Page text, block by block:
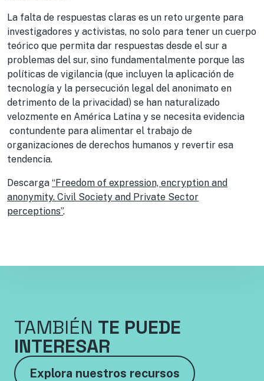
La falta de respuestas claras es un reto urgente para
investigadores y activistas, no solo para tener un cuerpo
teórico que permita dar respuestas desde el sur a
problemas del sur, sino fundamentalmente porque las
políticas de vigilancia (que incluyen la aplicación de
tecnología y la persecución legal del anonimato en
detrimento de la privacidad) se han naturalizado
velozmente en América Latina y se necesita evidencia
contundente para alimentar el trabajo de
organizaciones de derechos humanos y revertir esa
tendencia.
Descarga “Freedom of expression, encryption and
anonymity. Civil Society and Private Sector
perceptions”.
TAMBIÉN TE PUEDE
INTERESAR
Explora nuestros recursos